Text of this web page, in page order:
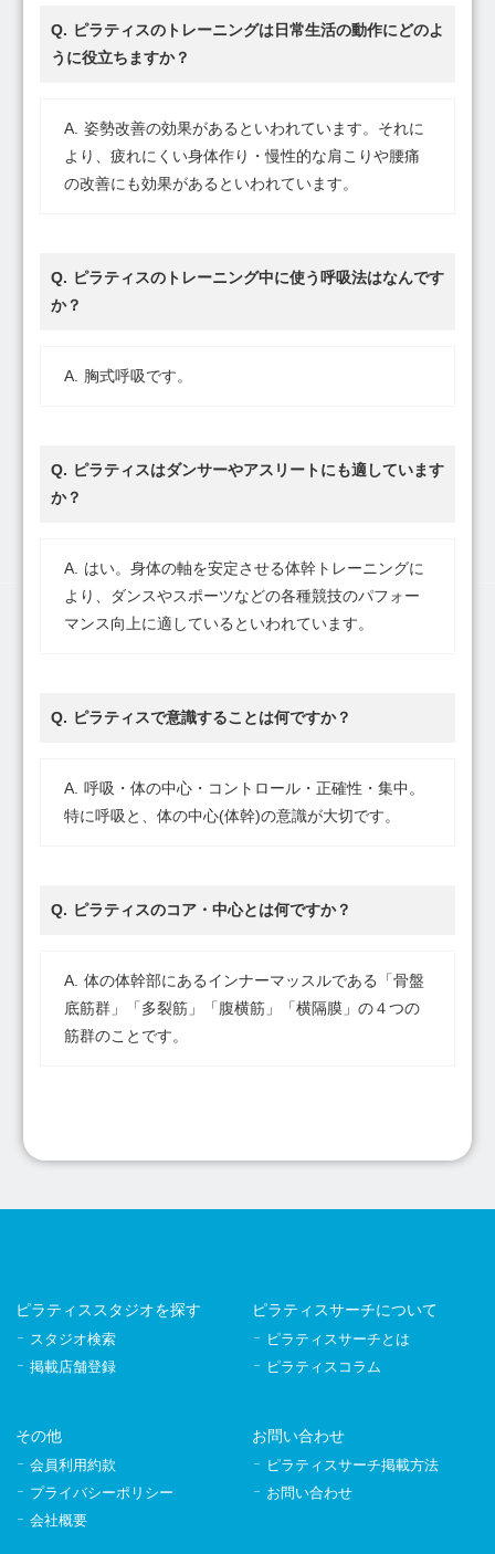
ピラティスのトレーニングは日常生活の動作にどのよ
うに役立ちますか？
姿勢改善の効果があるといわれています。それに
より、疲れにくい身体作り・慢性的な肩こりや腰痛
の改善にも効果があるといわれています。
ピラティスのトレーニング中に使う呼吸法はなんです
か？
胸式呼吸です。
ピラティスはダンサーやアスリートにも適しています
か？
はい。身体の軸を安定させる体幹トレーニングに
より、ダンスやスポーツなどの各種競技のパフォー
マンス向上に適しているといわれています。
ピラティスで意識することは何ですか？
呼吸・体の中心・コントロール・正確性・集中。
特に呼吸と、体の中心(体幹)の意識が大切です。
ピラティスのコア・中心とは何ですか？
体の体幹部にあるインナーマッスルである「骨盤
底筋群」「多裂筋」「腹横筋」「横隔膜」の４つの
筋群のことです。
ピラティススタジオを探す
スタジオ検索
掲載店舗登録
ピラティスサーチについて
ピラティスサーチとは
ピラティスコラム
その他
会員利用約款
プライバシーポリシー
会社概要
お問い合わせ
ピラティスサーチ掲載方法
お問い合わせ